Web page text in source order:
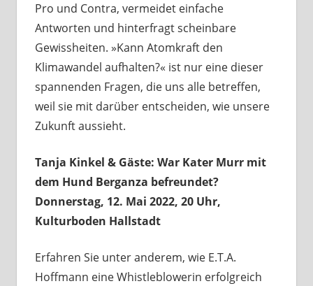
Pro und Contra, vermeidet einfache
Antworten und hinterfragt scheinbare
Gewissheiten. »Kann Atomkraft den
Klimawandel aufhalten?« ist nur eine dieser
spannenden Fragen, die uns alle betreffen,
weil sie mit darüber entscheiden, wie unsere
Zukunft aussieht.
Tanja Kinkel & Gäste: War Kater Murr mit
dem Hund Berganza befreundet?
Donnerstag, 12. Mai 2022, 20 Uhr,
Kulturboden Hallstadt
Erfahren Sie unter anderem, wie E.T.A.
Hoffmann eine Whistleblowerin erfolgreich